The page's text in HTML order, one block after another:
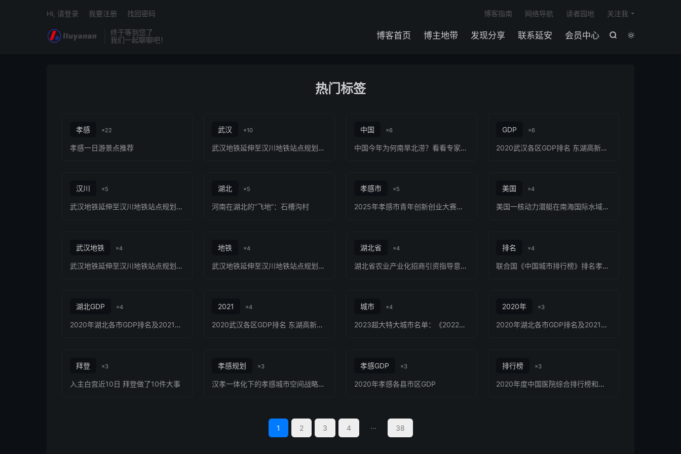
终于等到您了
我们一起聊聊吧！


博客首页 博主地带 发现分享 联系延安 会员中心
博客指南 网络导航 读者园地 关注我
Hi, 请登录 我要注册 找回密码
热门标签
孝感 ×22
孝感一日游景点推荐
武汉 ×10
武汉地铁延伸至汉川地铁站点规划线路
中国 ×6
中国今年为何南旱北涝？看看专家的解释
GDP ×6
2020武汉各区GDP排名 东湖高新区GDP超2000亿
汉川 ×5
武汉地铁延伸至汉川地铁站点规划线路
湖北 ×5
河南在湖北的“飞地”：石槽沟村
孝感市 ×5
2025年孝感市青年创新创业大赛决赛举行
美国 ×4
美国一核动力潜艇在南海国际水域撞上不明物体
武汉地铁 ×4
武汉地铁延伸至汉川地铁站点规划线路
地铁 ×4
武汉地铁延伸至汉川地铁站点规划线路
湖北省 ×4
湖北省农业产业化招商引资指导意见出台
排名 ×4
联合国《中国城市排行榜》排名孝感是三线城市
湖北GDP ×4
2020年湖北各市GDP排名及2021年GDP增长目标
2021 ×4
2020武汉各区GDP排名 东湖高新区GDP超2000亿
城市 ×4
2023超大特大城市名单：《2022年城市建设统计年鉴》发布
2020年 ×3
2020年湖北各市GDP排名及2021年GDP增长目标
拜登 ×3
入主白宫近10日 拜登做了10件大事
孝感规划 ×3
汉孝一体化下的孝感城市空间战略规划
孝感GDP ×3
2020年孝感各县市区GDP
排行榜 ×3
2020年度中国医院综合排行榜和专科排行榜
1 2 3 4 ··· 38